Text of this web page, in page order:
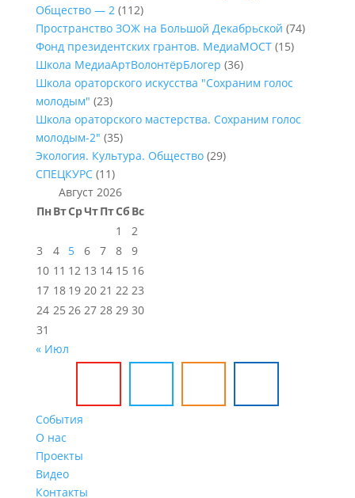
Общество — 2(112)
Пространство ЗОЖ на Большой Декабрьской (74)
Фонд президентских грантов. МедиаМОСТ(15)
Школа МедиаАртВолонтёрБлогер (36)
Школа ораторского искусства "Сохраним голос
молодым" (23)
Школа ораторского мастерства. Сохраним голос
молодым-2" (35)
Экология. Культура. Общество(29)
СПЕЦКУРС(11)
Август 2026
ПнВтСрЧтПтСб Вс
1
2
3
4 5 6 7 8
9
10 11 12 13 14 15 16
17 18 19 20 21 22 23
24 25 26 27 28 29 30
31
« Июл
События
О нас
Проекты
Видео
Контакты